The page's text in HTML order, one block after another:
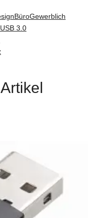
BüroGewerblich
USB 3.0